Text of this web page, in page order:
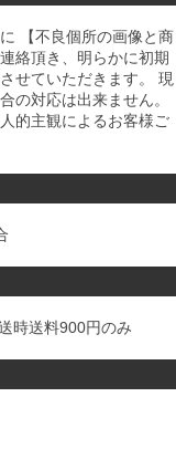
【不良個所の画像と商
絡頂き、明らかに初期
せていただきます。 現
の対応は出来ません。
的主観によるお客様ご
時送料900円のみ